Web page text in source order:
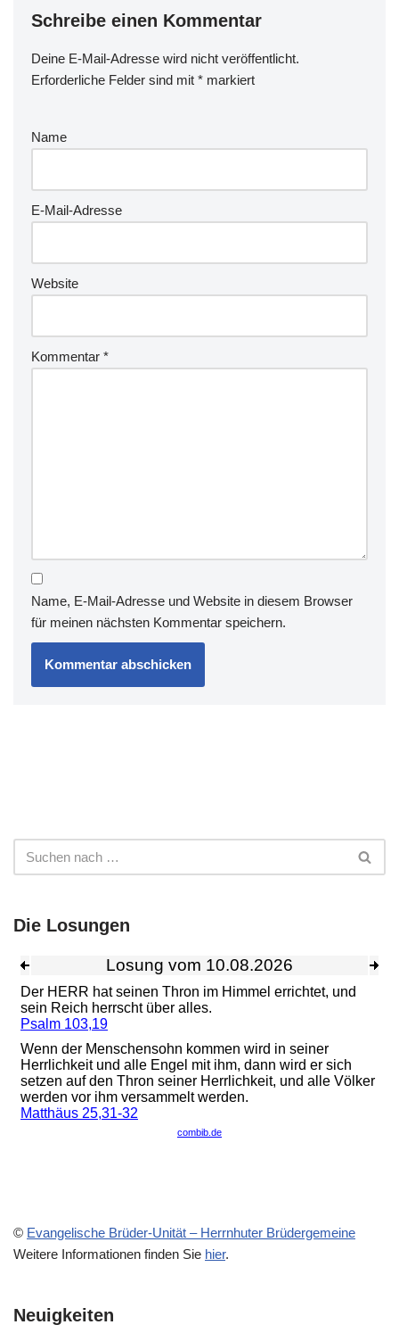
Schreibe einen Kommentar
Deine E-Mail-Adresse wird nicht veröffentlicht.
Erforderliche Felder sind mit * markiert
Name
E-Mail-Adresse
Website
Kommentar *
Name, E-Mail-Adresse und Website in diesem Browser
für meinen nächsten Kommentar speichern.
Die Losungen
© Evangelische Brüder-Unität – Herrnhuter Brüdergemeine
Weitere Informationen finden Sie hier.
Neuigkeiten